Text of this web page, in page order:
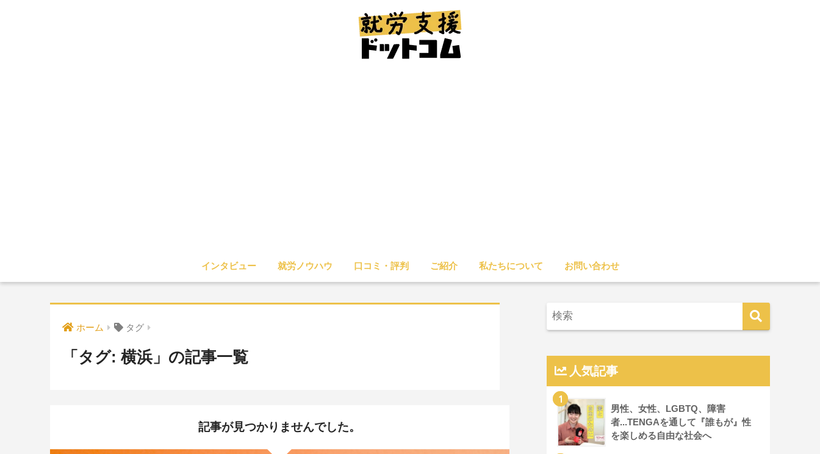
インタビュー 就労ノウハウ 口コミ・評判 ご紹介 私たちについて お問い合わせ
ホーム タグ
「タグ: 横浜 」の記事一覧
記事が見つかりませんでした。
人気記事
1
男性、女性、LGBTQ、障害
者...TENGAを通して『誰もが』性
を楽しめる自由な社会へ